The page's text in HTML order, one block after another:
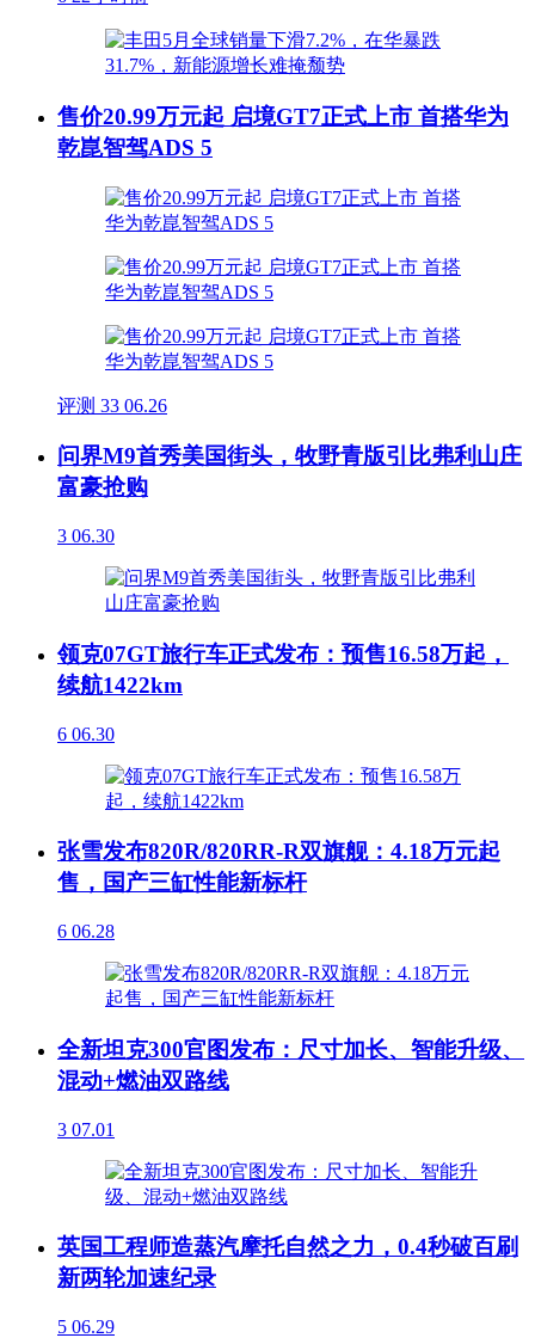
售价20.99万元起 启境GT7正式上市 首搭华为
乾崑智驾ADS 5
评测 33 06.26
问界M9首秀美国街头，牧野青版引比弗利山庄
富豪抢购
3 06.30
领克07GT旅行车正式发布：预售16.58万起，
续航1422km
6 06.30
张雪发布820R/820RR-R双旗舰：4.18万元起
售，国产三缸性能新标杆
6 06.28
全新坦克300官图发布：尺寸加长、智能升级、
混动+燃油双路线
3 07.01
英国工程师造蒸汽摩托自然之力，0.4秒破百刷
新两轮加速纪录
5 06.29